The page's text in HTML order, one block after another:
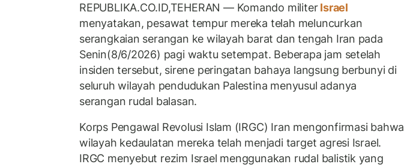
REPUBLIKA.CO.ID,TEHERAN — Komando militerIsrael
menyatakan, pesawat tempur mereka telah meluncurkan
serangkaian serangan ke wilayah barat dan tengah Iran pada
Senin(8/6/2026) pagi waktu setempat. Beberapa jam setelah
insiden tersebut, sirene peringatan bahaya langsung berbunyi di
seluruh wilayah pendudukan Palestina menyusul adanya
serangan rudal balasan.
Korps Pengawal Revolusi Islam (IRGC) Iran mengonfirmasi bahwa
wilayah kedaulatan mereka telah menjadi target agresi Israel.
IRGC menyebut rezim Israel menggunakan rudal balistik yang